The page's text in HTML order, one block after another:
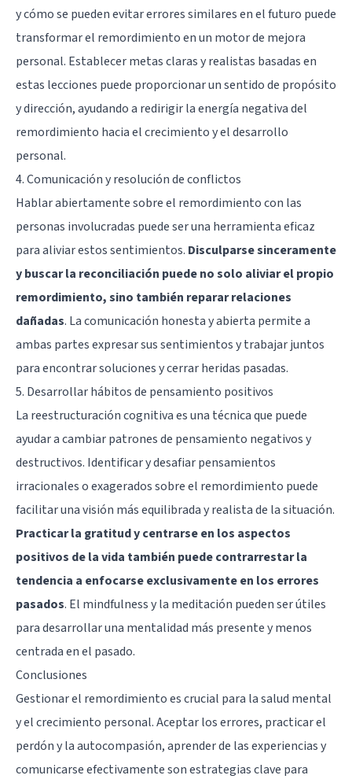
y cómo se pueden evitar errores similares en el futuro puede
transformar el remordimiento en un motor de mejora
personal. Establecer metas claras y realistas basadas en
estas lecciones puede proporcionar un sentido de propósito
y dirección, ayudando a redirigir la energía negativa del
remordimiento hacia el crecimiento y el desarrollo
personal.
4. Comunicación y resolución de conflictos
Hablar abiertamente sobre el remordimiento con las
personas involucradas puede ser una herramienta eficaz
para aliviar estos sentimientos. Disculparse sinceramente
y buscar la reconciliación puede no solo aliviar el propio
remordimiento, sino también reparar relaciones
dañadas. La comunicación honesta y abierta permite a
ambas partes expresar sus sentimientos y trabajar juntos
para encontrar soluciones y cerrar heridas pasadas.
5. Desarrollar hábitos de pensamiento positivos
La reestructuración cognitiva es una técnica que puede
ayudar a cambiar patrones de pensamiento negativos y
destructivos. Identificar y desafiar pensamientos
irracionales o exagerados sobre el remordimiento puede
facilitar una visión más equilibrada y realista de la situación.
Practicar la gratitud y centrarse en los aspectos
positivos de la vida también puede contrarrestar la
tendencia a enfocarse exclusivamente en los errores
pasados. El mindfulness y la meditación pueden ser útiles
para desarrollar una mentalidad más presente y menos
centrada en el pasado.
Conclusiones
Gestionar el remordimiento es crucial para la salud mental
y el crecimiento personal. Aceptar los errores, practicar el
perdón y la autocompasión, aprender de las experiencias y
comunicarse efectivamente son estrategias clave para